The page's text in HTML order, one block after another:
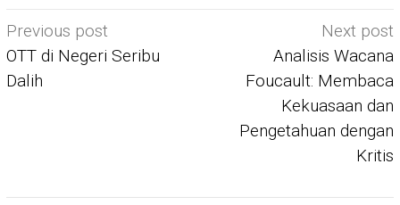
Post
navigation
Previous post
OTT di Negeri Seribu
Dalih
Next post
Analisis Wacana
Foucault: Membaca
Kekuasaan dan
Pengetahuan dengan
Kritis